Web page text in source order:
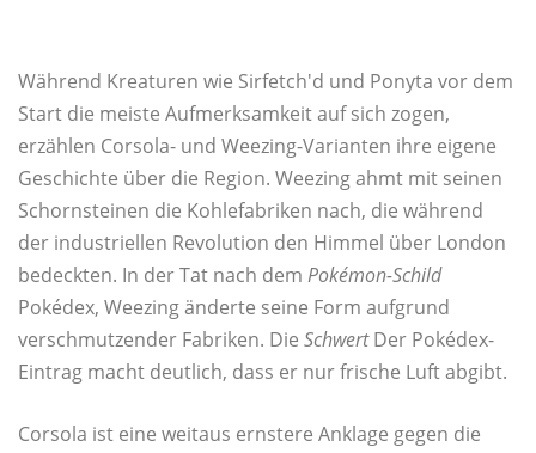
Während Kreaturen wie Sirfetch'd und Ponyta vor dem
Start die meiste Aufmerksamkeit auf sich zogen,
erzählen Corsola- und Weezing-Varianten ihre eigene
Geschichte über die Region. Weezing ahmt mit seinen
Schornsteinen die Kohlefabriken nach, die während
der industriellen Revolution den Himmel über London
bedeckten. In der Tat nach dem Pokémon-Schild
Pokédex, Weezing änderte seine Form aufgrund
verschmutzender Fabriken. Die SchwertDer Pokédex-
Eintrag macht deutlich, dass er nur frische Luft abgibt.
Corsola ist eine weitaus ernstere Anklage gegen die